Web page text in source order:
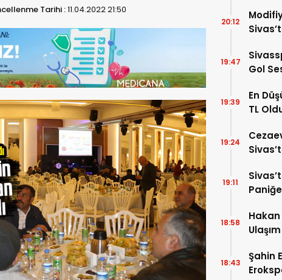
Tarihi :11.04.2022 21:50
20:12
Gol
19:47
En
TL
19:39
19:24
19:11
Hakan
18:58
Şahin
18:43